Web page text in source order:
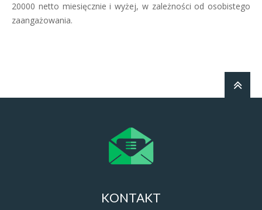
20000 netto miesięcznie i wyżej, w zależności od osobistego
zaangażowania.
KONTAKT